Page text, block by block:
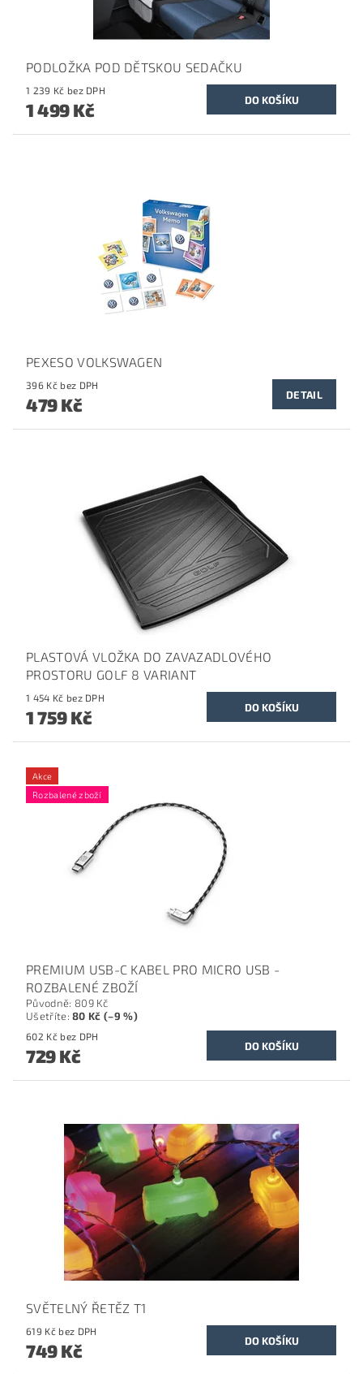
PODLOŽKA POD DĚTSKOU SEDAČKU
1 239 Kč bez DPH
1 499 Kč
PEXESO VOLKSWAGEN
396 Kč bez DPH
479 Kč DETAIL
PLASTOVÁ VLOŽKA DO ZAVAZADLOVÉHO
PROSTORU GOLF 8 VARIANT
1 454 Kč bez DPH
1 759 Kč
Akce
Rozbalené zboží
PREMIUM USB-C KABEL PRO MICRO USB -
ROZBALENÉ ZBOŽÍ
Původně: 809 Kč
Ušetříte:80 Kč (–9 %)
602 Kč bez DPH
729 Kč
SVĚTELNÝ ŘETĚZ T1
619 Kč bez DPH
749 Kč